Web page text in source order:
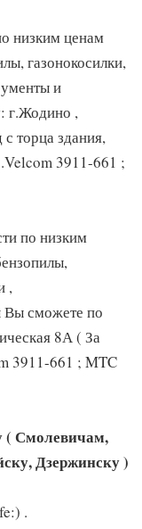
низким ценам
газонокосилки,
и
г.Жодино ,
торца здания,
3911-661 ;
по низким
,
Вы сможете по
8А ( За
3911-661 ; MTC
( Смолевичам,
Дзержинску )
.